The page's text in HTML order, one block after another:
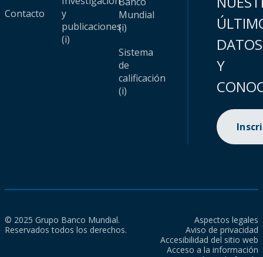
Contacto
y
publicaciones
(i)
Mundial
(i)
Sistema
de
calificación
(i)
DATOS
Y
© 2025 Grupo Banco Mundial.
Reservados todos los derechos.
Aspectos legales
Aviso de privacidad
Accesibilidad del sitio web
Acceso a la información